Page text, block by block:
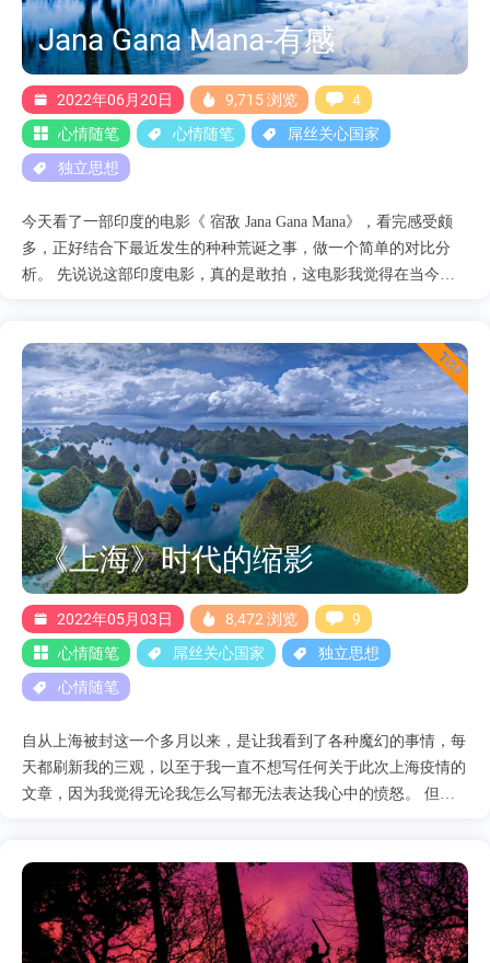
由、平等、公正、法治，爱国、敬业、诚信、友善 自由 什么是自
由？ 人身自由，言论自由，政治自由等等。 理解了自由，我们在
来看看这个健康码，一个红码就让你无法出行，让你困在家里，相
当于一个无形的电子手铐牢牢的将你控制起来。这跟农场主把你求
困在农场里有....
Jana Gana Mana-有感
2022年06月20日 9,715 浏览 4
心情随笔 心情随笔 屌丝关心国家
独立思想
今天看了一部印度的电影《 宿敌 Jana Gana Mana》，看完感受颇
多，正好结合下最近发生的种种荒诞之事，做一个简单的对比分
析。 先说说这部印度电影，真的是敢拍，这电影我觉得在当今美
中，给我最大的一个感觉就是印度人的普遍素质并不是很高，但是
他是怎么完成民主的呢？ 其实什么国民素质论之流的理论是完全
站不住脚的，看看隔壁印度，所以社会往哪个方向走，完全取决于
执政者，其他的什么各种不适合都只是为借口罢了，但是有一点，
我可以确认，就是真相对社会的帮助是巨大的，他可以铲除很多不
公，相反高压只会让这个社会戾气越来越重，直到最后演变成一场
革命。也许这就是民主最不坏的地方吧。 下面我们来看看最近的
一些让人哭笑不得的事情： 1.唐山打人/上海金山砍人事件 2.河南
红码事件 3.无访社区 4.《互联网跟帖评论服务管理规定》 这些如
果单独看来都是一起独立事件，但是如果我们连在一起看就发现其
实本质都是一样的，我们每件事每件事分析。 先说说第一个，唐
山打人事件。在我看来他的严重程度远不及同一....
《上海》时代的缩影
2022年05月03日 8,472 浏览 9
心情随笔 屌丝关心国家 独立思想
心情随笔
自从上海被封这一个多月以来，是让我看到了各种魔幻的事情，每
天都刷新我的三观，以至于我一直不想写任何关于此次上海疫情的
文章，因为我觉得无论我怎么写都无法表达我心中的愤怒。 但是
的焦点。 在这1个月的时间里，我看到了零星的几次群众抗议，甚
至为了不公平的对待采取了更加激进的对抗方式。但是我看大部分
人仍然是忍耐，最多写写文章，然后点赞数都超过10万了，仍然没
有什么成规模的抗议活动。 当然这里就会有人出来说，是政府管